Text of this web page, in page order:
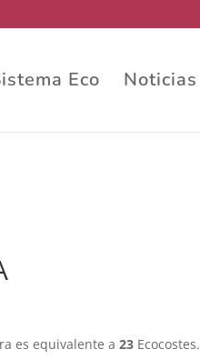
Eco Noticias
es equivalente a 23Ecocostes.